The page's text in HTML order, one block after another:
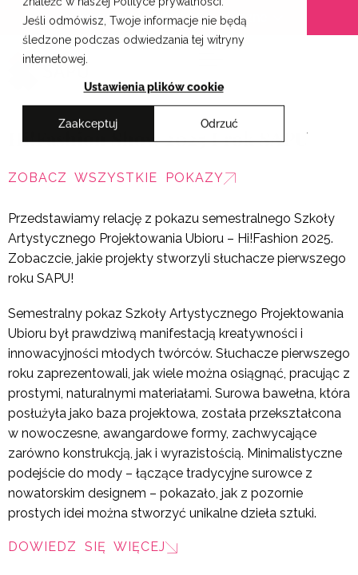
Jeśli odmówisz, Twoje informacje nie będą
śledzone podczas odwiedzania tej witryny
internetowej.
Ustawienia plików cookie
Zaakceptuj Odrzuć
Przejdź
treści
Krakowskie Szkoły Artystyczne
Hi!Fashion Show 2025 I rok SAPU
ZOBACZ WSZYSTKIE POKAZY
Przedstawiamy relację z pokazu semestralnego Szkoły
Artystycznego Projektowania Ubioru – Hi!Fashion 2025.
Zobaczcie, jakie projekty stworzyli słuchacze pierwszego
roku SAPU!
Semestralny pokaz Szkoły Artystycznego Projektowania
Ubioru był prawdziwą manifestacją kreatywności i
innowacyjności młodych twórców. Słuchacze pierwszego
roku zaprezentowali, jak wiele można osiągnąć, pracując z
prostymi, naturalnymi materiałami. Surowa bawełna, która
posłużyła jako baza projektowa, została przekształcona
w nowoczesne, awangardowe formy, zachwycające
zarówno konstrukcją, jak i wyrazistością. Minimalistyczne
podejście do mody – łączące tradycyjne surowce z
nowatorskim designem – pokazało, jak z pozornie
prostych idei można stworzyć unikalne dzieła sztuki.
DOWIEDZ SIĘ WIĘCEJ